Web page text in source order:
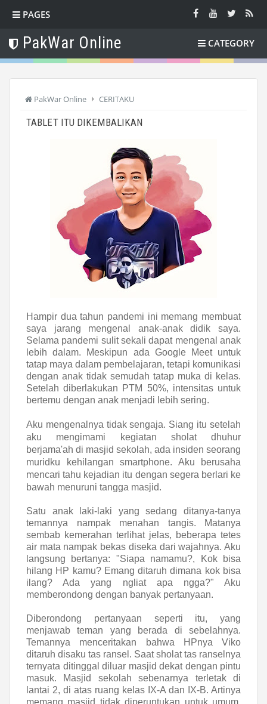
PAGES
PakWar Online CATEGORY
PakWar Online CERITAKU
TABLET ITU DIKEMBALIKAN
Hampir dua tahun pandemi ini memang membuat
saya jarang mengenal anak-anak didik saya.
Selama pandemi sulit sekali dapat mengenal anak
lebih dalam. Meskipun ada Google Meet untuk
tatap maya dalam pembelajaran, tetapi komunikasi
dengan anak tidak semudah tatap muka di kelas.
Setelah diberlakukan PTM 50%, intensitas untuk
bertemu dengan anak menjadi lebih sering.
Aku mengenalnya tidak sengaja. Siang itu setelah
aku mengimami kegiatan sholat dhuhur
berjama'ah di masjid sekolah, ada insiden seorang
muridku kehilangan smartphone. Aku berusaha
mencari tahu kejadian itu dengan segera berlari ke
bawah menuruni tangga masjid.
Satu anak laki-laki yang sedang ditanya-tanya
temannya nampak menahan tangis. Matanya
sembab kemerahan terlihat jelas, beberapa tetes
air mata nampak bekas diseka dari wajahnya. Aku
langsung bertanya: "Siapa namamu?, Kok bisa
hilang HP kamu? Emang ditaruh dimana kok bisa
ilang? Ada yang ngliat apa ngga?" Aku
memberondong dengan banyak pertanyaan.
Diberondong pertanyaan seperti itu, yang
menjawab teman yang berada di sebelahnya.
Temannya menceritakan bahwa HPnya Viko
ditaruh disaku tas ransel. Saat sholat tas ranselnya
ternyata ditinggal diluar masjid dekat dengan pintu
masuk. Masjid sekolah sebenarnya terletak di
lantai 2, di atas ruang kelas IX-A dan IX-B. Artinya
memang masjid tidak diperuntukan untuk umum,